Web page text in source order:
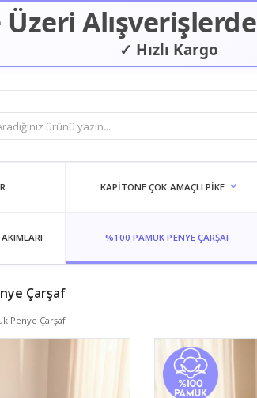
Alışverişlerde
✓ Güvenilir Alışveriş
KAPITONE ÇOK AMAÇLI PIKE
%100 PAMUK PENYE ÇARŞAF
Çarşaf
Penye Çarşaf